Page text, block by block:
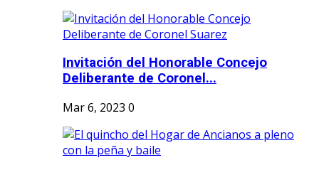
Invitación del Honorable Concejo
Deliberante de Coronel...
Mar 6, 2023 0